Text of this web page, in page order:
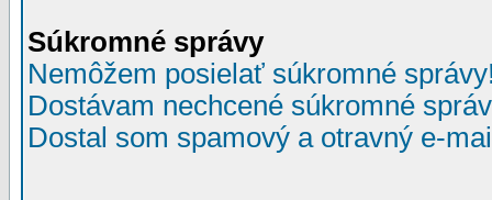
Súkromné správy
Nemôžem posielať súkromné
Dostávam nechcené súkromné
Dostal som spamový a otravný e-